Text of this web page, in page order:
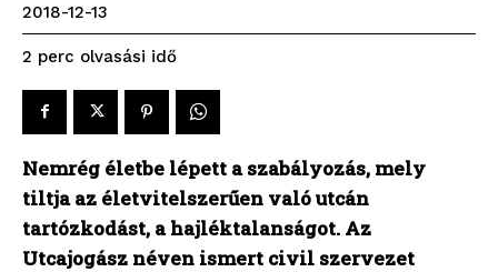
2018-12-13
2 perc olvasási idő
Nemrég életbe lépett a szabályozás, mely
tiltja az életvitelszerűen való utcán
tartózkodást, a hajléktalanságot. Az
Utcajogász néven ismert civil szervezet